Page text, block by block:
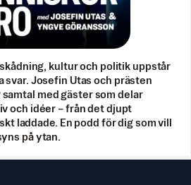
kultur och politik uppstår
svar. Josefin Utas och prästen
med gäster som delar
och idéer – från det djupt
laddade. En podd för dig som vill
på ytan.